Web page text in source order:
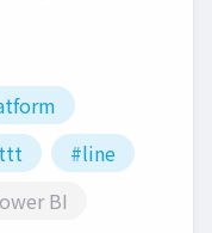
#line
BI